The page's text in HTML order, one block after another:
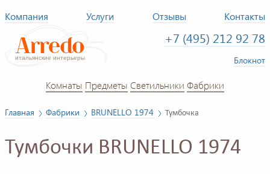
Компания Услуги Отзывы Контакты
+7 (495) 212 92 78
Блокнот
Комнаты Предметы Светильники Фабрики
Главная Фабрики BRUNELLO 1974 Тумбочка
Тумбочки BRUNELLO 1974